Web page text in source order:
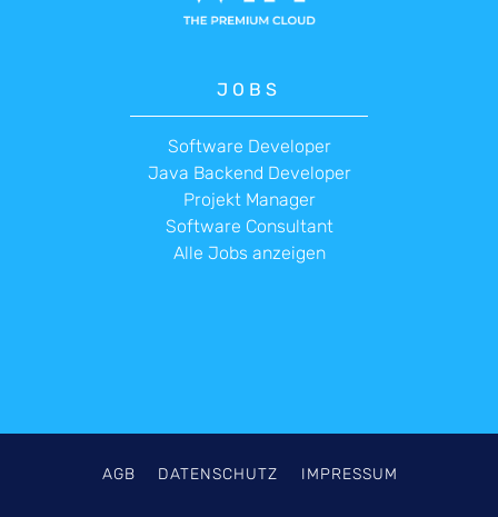
JOBS
Software Developer
Java Backend Developer
Projekt Manager
Software Consultant
Alle Jobs anzeigen
AGB DATENSCHUTZ IMPRESSUM